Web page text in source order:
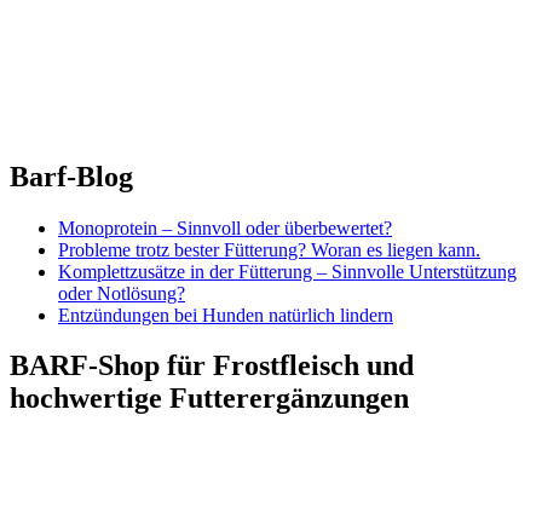
Barf-Blog
Monoprotein – Sinnvoll oder überbewertet?
Probleme trotz bester Fütterung? Woran es liegen kann.
Komplettzusätze in der Fütterung – Sinnvolle Unterstützung
oder Notlösung?
Entzündungen bei Hunden natürlich lindern
BARF-Shop für Frostfleisch und
hochwertige Futterergänzungen